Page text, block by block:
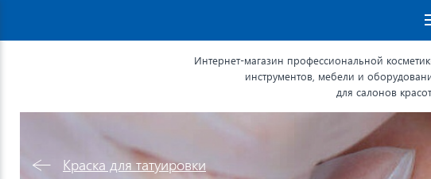
Интернет-магазин профессиональной
инструментов, мебели и
для салонов
Краска для татуировки